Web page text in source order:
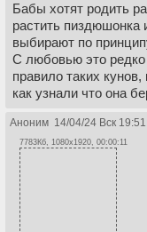
Бабы хотят родить
растить пиздюшонка
выбирают по
С любовью это
правило таких
как узнали что она
Аноним 14/04/24 Вск
7783Кб, 1080x1920, 00:00:11